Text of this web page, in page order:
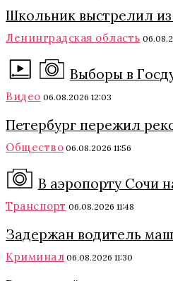
Школьник выстрелил
Ленинградская область
Выборы в
Видео 06.08.2026 12:03
Петербург пережил
Общество 06.08.2026 11:56
В аэропорту Сочи
Транспорт 06.08.2026 11:48
Задержан водитель
Криминал 06.08.2026 11:30